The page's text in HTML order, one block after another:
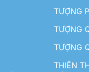
TƯỢNG
TƯỢNG
TƯỢNG
THIÊN